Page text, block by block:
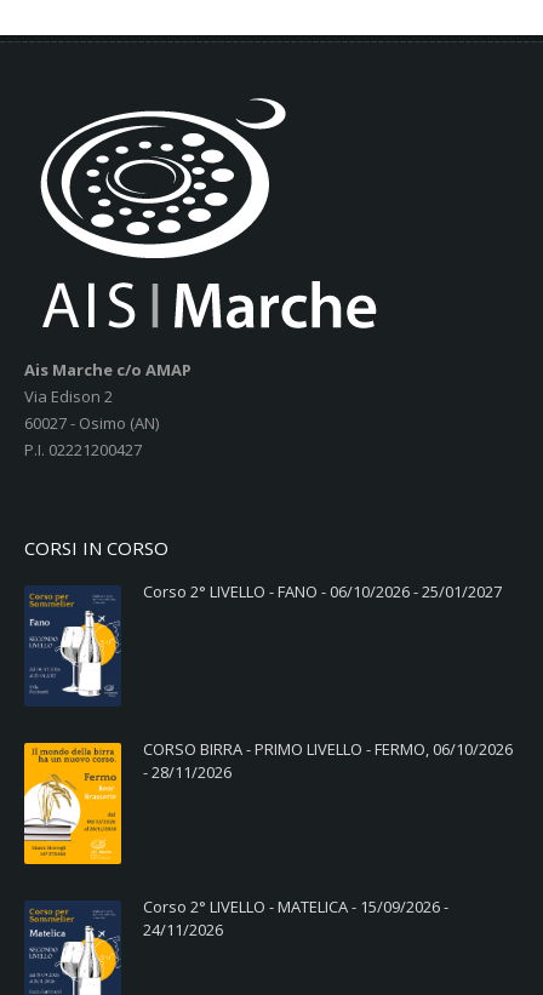
Ais Marche c/o AMAP
Via Edison 2
60027 - Osimo (AN)
P.I. 02221200427
CORSI IN CORSO
Corso 2° LIVELLO - FANO - 06/10/2026 - 25/01/2027
CORSO BIRRA - PRIMO LIVELLO - FERMO, 06/10/2026
- 28/11/2026
Corso 2° LIVELLO - MATELICA - 15/09/2026 -
24/11/2026